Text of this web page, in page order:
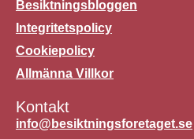
Besiktningsbloggen
Integritetspolicy
Cookiepolicy
Allmänna Villkor
Kontakt
info@besiktningsforetaget.se